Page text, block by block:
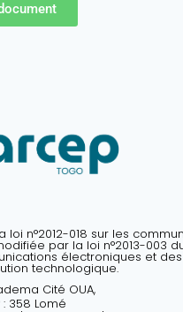
loi n°2012-018 sur les
par la loi n°2013-003
électroniques et
technologique.
Cité OUA,
: 358 Lomé